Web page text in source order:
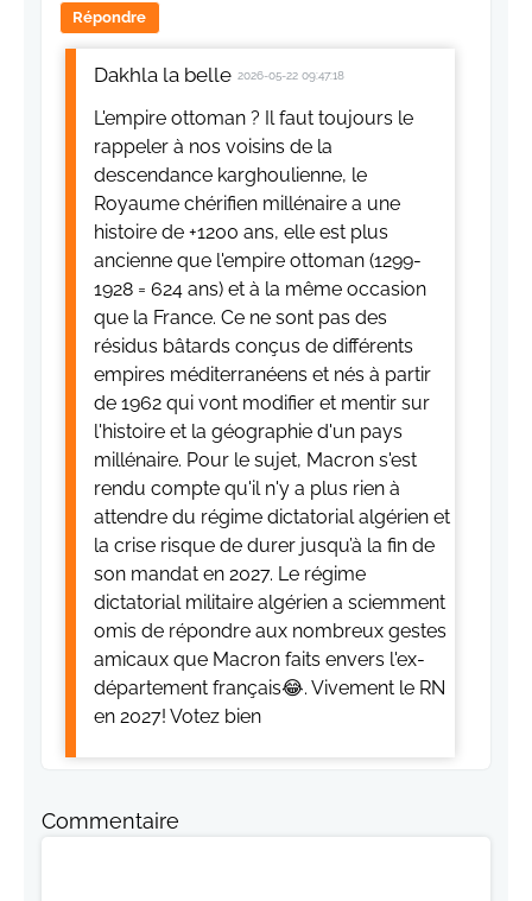
Répondre
Dakhla la belle 2026-05-22 09:47:18
L'empire ottoman ? Il faut toujours le
rappeler à nos voisins de la
descendance karghoulienne, le
Royaume chérifien millénaire a une
histoire de +1200 ans, elle est plus
ancienne que l'empire ottoman (1299-
1928 = 624 ans) et à la même occasion
que la France. Ce ne sont pas des
résidus bâtards conçus de différents
empires méditerranéens et nés à partir
de 1962 qui vont modifier et mentir sur
l'histoire et la géographie d'un pays
millénaire. Pour le sujet, Macron s'est
rendu compte qu'il n'y a plus rien à
attendre du régime dictatorial algérien et
la crise risque de durer jusqu’à la fin de
son mandat en 2027. Le régime
dictatorial militaire algérien a sciemment
omis de répondre aux nombreux gestes
amicaux que Macron faits envers l'ex-
département français😂. Vivement le RN
en 2027! Votez bien
Commentaire